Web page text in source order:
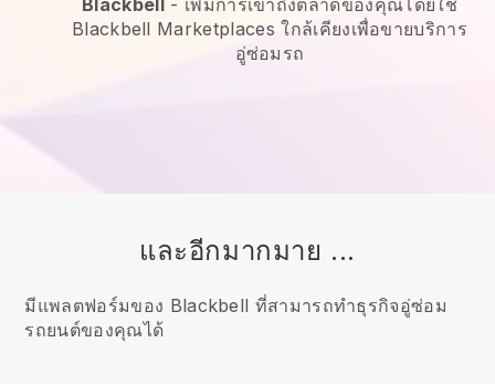
Blackbell - เพิ่มการเข้าถึงตลาดของคุณโดยใช้
Blackbell Marketplaces ใกล้เคียงเพื่อขายบริการ
อู่ซ่อมรถ
และอีกมากมาย ...
มีแพลตฟอร์มของ Blackbell ที่สามารถทำธุรกิจอู่ซ่อม
รถยนต์ของคุณได้